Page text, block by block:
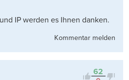
IP werden es Ihnen danken.
Kommentar melden
62